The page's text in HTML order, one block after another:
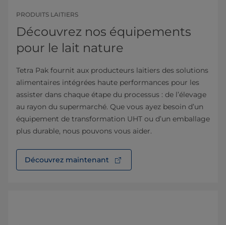
PRODUITS LAITIERS
Découvrez nos équipements
pour le lait nature
Tetra Pak fournit aux producteurs laitiers des solutions
alimentaires intégrées haute performances pour les
assister dans chaque étape du processus : de l’élevage
au rayon du supermarché. Que vous ayez besoin d’un
équipement de transformation UHT ou d’un emballage
plus durable, nous pouvons vous aider.
Découvrez maintenant